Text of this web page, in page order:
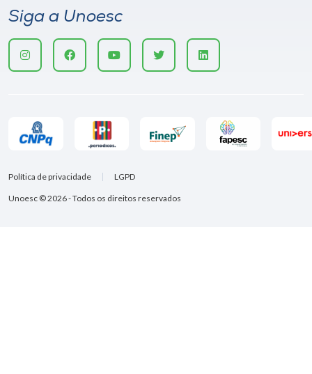
Siga a Unoesc
Unoesc © 2026 - Todos os direitos reservados
Política de privacidade LGPD